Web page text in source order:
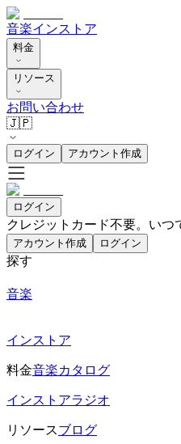
音楽インストア
料金
リソース
お問い合わせ
🇯🇵
ログイン アカウント作成
ログイン
クレジットカード不要。いつ
アカウント作成 ログイン
探す
音楽
インストア
料金音楽カタログ
インストアラジオ
リソースブログ